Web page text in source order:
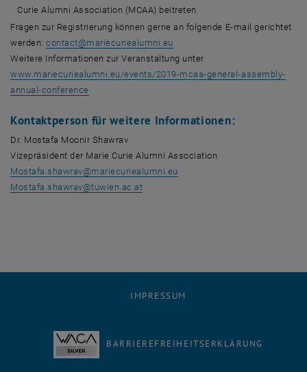
Curie Alumni Association (MCAA) beitreten.
Fragen zur Registrierung können gerne an folgende E-mail gerichtet
werden:contact@mariecuriealumni.eu
Weitere Informationen zur Veranstaltung unter
www.mariecuriealumni.eu/events/2019-mcaa-general-assembly-
annual-conference, öffnet eine externe URL in einem neuen Fenster
Kontaktperson für weitere Informationen:
Dr. Mostafa Moonir Shawrav
Vizepräsident der Marie Curie Alumni Association
Mostafa.shawrav@mariecuriealumni.eu
Mostafa.shawrav@tuwien.ac.at
IMPRESSUM
BARRIEREFREIHEITSERKLÄRUNG